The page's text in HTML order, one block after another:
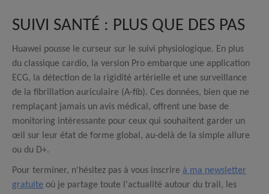
SUIVI SANTÉ : PLUS QUE DES PAS
Huawei pousse le curseur sur le suivi physiologique. En plus
du classique cardio, la version Pro embarque une application
ECG, la détection de la rigidité artérielle et une surveillance
de la fibrillation auriculaire (A-fib). Ces données, bien que ne
remplaçant jamais un avis médical, offrent une base de
monitoring intéressante pour ceux qui souhaitent garder un
œil sur leur état de forme global, au-delà de la simple allure
ou du D+.
Pour terminer, n'hésitez pas à vous inscrire à ma newsletter
gratuite où je partage toute l'actualité autour du trail, les